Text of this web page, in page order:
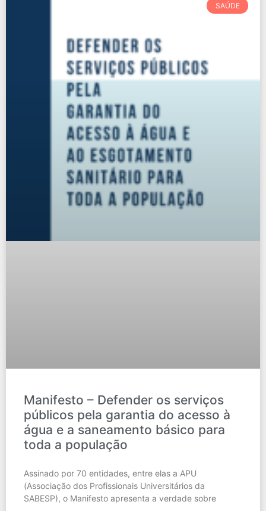
SAÚDE
Manifesto – Defender os serviços
públicos pela garantia do acesso à
água e a saneamento básico para
toda a população
Assinado por 70 entidades, entre elas a APU
(Associação dos Profissionais Universitários da
SABESP), o Manifesto apresenta a verdade sobre